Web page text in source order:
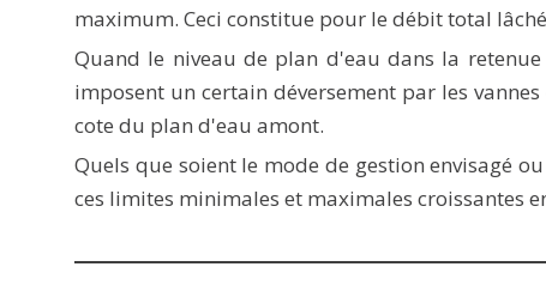
maximum. Ceci constitue pour le débit total
Quand le niveau de plan d'eau dans la
imposent un certain déversement par les
cote du plan d'eau amont.
Quels que soient le mode de gestion envisagé
ces limites minimales et maximales croissantes